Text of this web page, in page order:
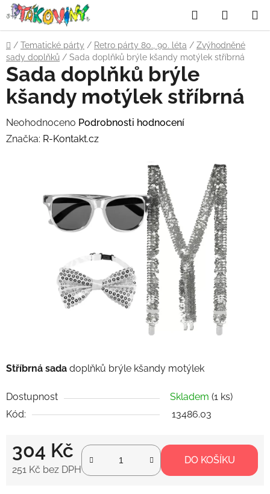
Přejít
na
obsah
Hledat
KOŠÍK
Domů
/ Tematické párty / Retro párty 80., 90. léta / Zvýhodněné
sady doplňků / Sada doplňků brýle kšandy motýlek stříbrná
Stříbrná sada doplňků brýle kšandy motýlek
Dostupnost Skladem (1 ks)
Kód:
13486.03
304 Kč
251 Kč bez DPH
DO KOŠÍKU
Sada doplňků brýle
kšandy motýlek stříbrná
Průměrné
hodnocení
Neohodnoceno Podrobnosti hodnocení
Značka: R-Kontakt.cz